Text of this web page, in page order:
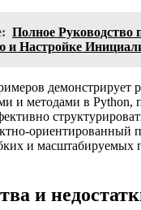
Полное Руководство
и Настройке
демонстрирует
и методами в Python,
ориентированный
и
и